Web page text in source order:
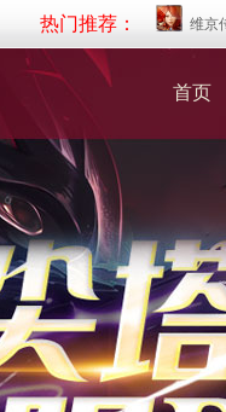
热门推荐： 维京
首页